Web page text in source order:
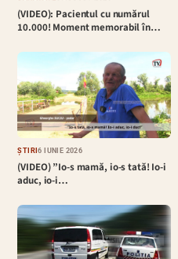
(VIDEO): Pacientul cu numărul
10.000! Moment memorabil în…
ȘTIRI6 IUNIE 2026
(VIDEO) ”Io-s mamă, io-s tată! Io-i
aduc, io-i…